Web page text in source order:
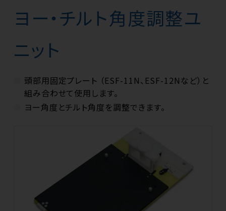
ヨー・チルト角度調整ユ
ニット
頭部用固定プレート （ESF-11N、ESF-12Nなど）と
組み合わせて使用します。
ヨー角度とチルト角度を調整できます。